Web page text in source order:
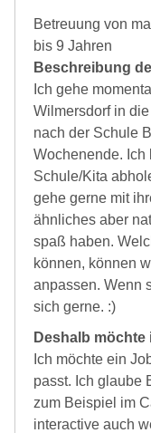
Betreuung von
bis 9 Jahren
Beschreibung
Ich gehe
Wilmersdorf in
nach der Schule
Wochenende. Ich
Schule/Kita
gehe gerne mit
ähnliches aber
spaß haben.
können, können
anpassen. Wenn
sich gerne. :)
Deshalb
Ich möchte ein
passt. Ich glaube
zum Beispiel im
interactive auch